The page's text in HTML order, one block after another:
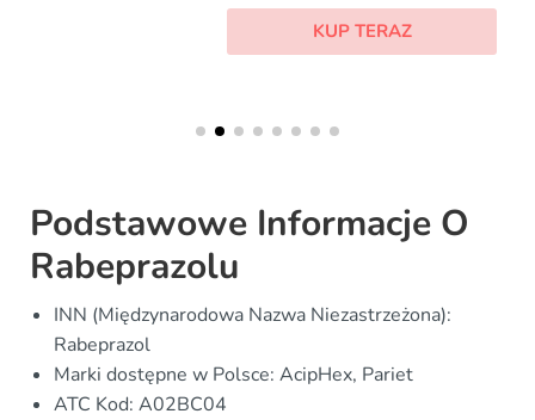
KUP TERAZ
Podstawowe Informacje O
Rabeprazolu
INN (Międzynarodowa Nazwa Niezastrzeżona):
Rabeprazol
Marki dostępne w Polsce: AcipHex, Pariet
ATC Kod: A02BC04